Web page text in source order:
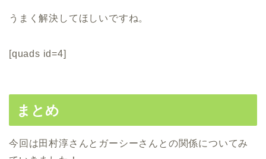
うまく解決してほしいですね。
[quads id=4]
まとめ
今回は田村淳さんとガーシーさんとの関係についてみ